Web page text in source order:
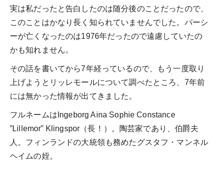
実は私だったと告白したのは随分後のことだったので、
このことはかなり長く知られていませんでした。パーシ
ーが亡くなったのは1976年だったので遠慮していたの
かも知れません。
その話を書いてから7年経っているので、もう一度取り
上げようとリッレモールについて調べたところ、7年前
には無かった情報が出てきました。
フルネームはIngeborg Aina Sophie Constance
”Lillemor” Klingspor（長！）。陶芸家であり、伯爵夫
人。フィンランドの大統領も務めたグスタフ・マンネル
ヘイムの姪。